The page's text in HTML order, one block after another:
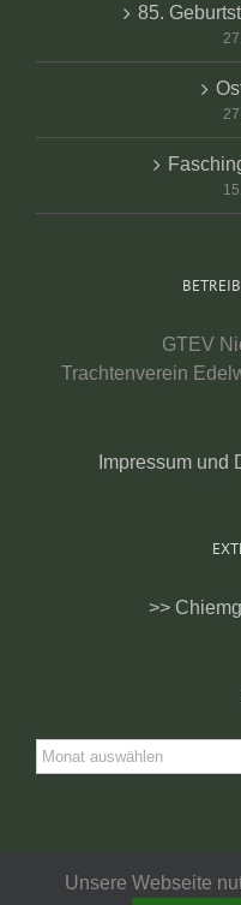
85.
GTEV
Trachtenverein
Impressum und
>>
Archiv
Unsere Webseite